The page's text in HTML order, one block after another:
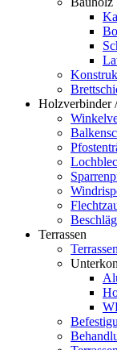
Holzverbinder
Terrassen